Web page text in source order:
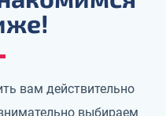
вам действительно
выбираем